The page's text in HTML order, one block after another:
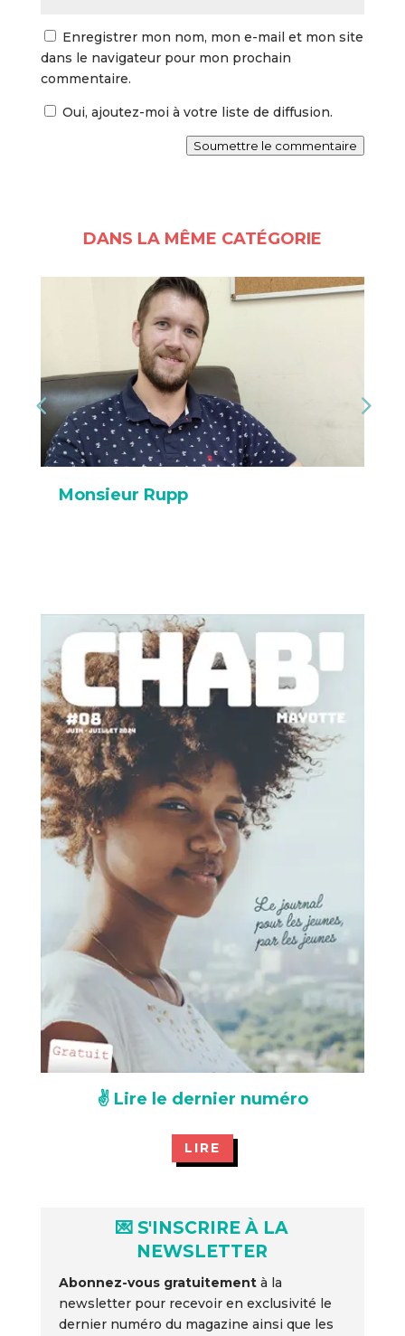
Enregistrer mon nom, mon e-mail et mon site
dans le navigateur pour mon prochain
commentaire.
Oui, ajoutez-moi à votre liste de diffusion.
Soumettre le commentaire
DANS LA MÊME CATÉGORIE
Monsieur Rupp
✌️ Lire le dernier numéro
LIRE
💌 S'INSCRIRE À LA
NEWSLETTER
Abonnez-vous gratuitementà la
newsletter pour recevoir en exclusivité le
dernier numéro du magazine ainsi que les